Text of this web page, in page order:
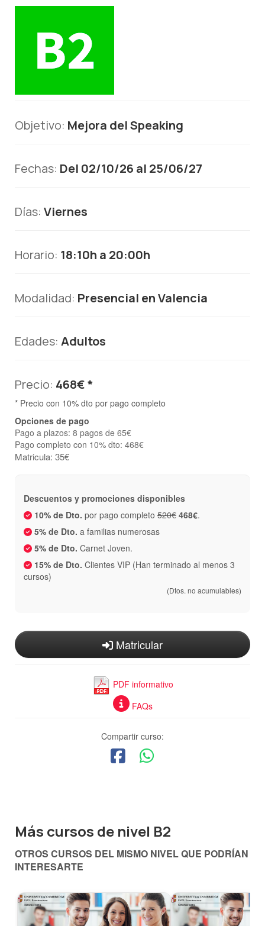
Objetivo: Mejora del Speaking
Fechas: Del 02/10/26 al 25/06/27
Días: Viernes
Horario: 18:10h a 20:00h
Modalidad: Presencial en Valencia
Edades: Adultos
Precio: 468€ *
* Precio con 10% dto por pago completo
Opciones de pago
Pago a plazos: 8 pagos de 65€
Pago completo con 10% dto: 468€
Matricula: 35€
Descuentos y promociones disponibles
10% de Dto. por pago completo 520€ 468€.
5% de Dto. a familias numerosas
5% de Dto. Carnet Joven.
15% de Dto. Clientes VIP (Han terminado al menos 3
cursos)
(Dtos. no acumulables)
Matricular
PDF informativo
FAQs
Compartir curso:
Más cursos de nivel B2
OTROS CURSOS DEL MISMO NIVEL QUE PODRÍAN
INTERESARTE